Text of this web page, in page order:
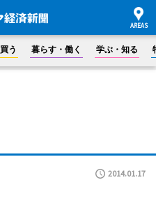
買う 暮らす・働く 学ぶ・知る
2014.01.17